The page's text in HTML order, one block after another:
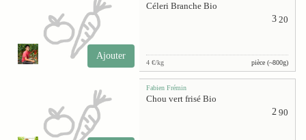
Ajouter
Céleri Branche Bio
3 20
4 €/kg pièce (~800g)
Fabien Frémin
Chou vert frisé Bio
2 90